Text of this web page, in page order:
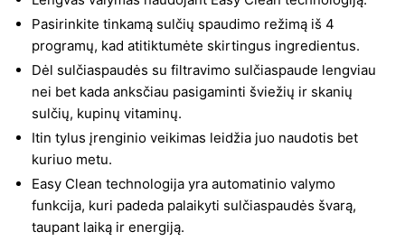
Pasirinkite tinkamą sulčių spaudimo režimą iš 4
programų, kad atitiktumėte skirtingus ingredientus.
Dėl sulčiaspaudės su filtravimo sulčiaspaude lengviau
nei bet kada anksčiau pasigaminti šviežių ir skanių
sulčių, kupinų vitaminų.
Itin tylus įrenginio veikimas leidžia juo naudotis bet
kuriuo metu.
Easy Clean technologija yra automatinio valymo
funkcija, kuri padeda palaikyti sulčiaspaudės švarą,
taupant laiką ir energiją.